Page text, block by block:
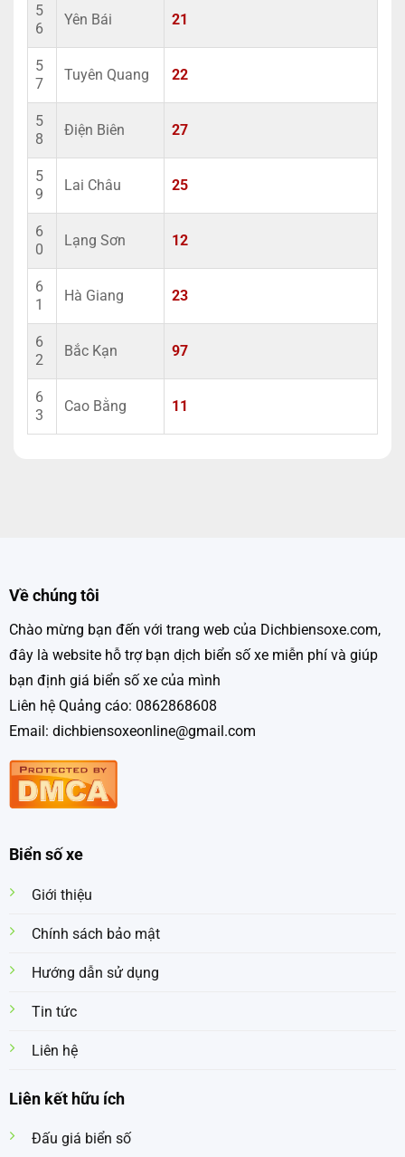
5
6
Yên Bái 21
5
7
Tuyên Quang 22
5
8
Điện Biên 27
5
9
Lai Châu 25
6
0
Lạng Sơn 12
6
1
Hà Giang 23
6
2
Bắc Kạn 97
6
3
Cao Bằng 11
Về chúng tôi
Chào mừng bạn đến với trang web của Dichbiensoxe.com,
đây là website hỗ trợ bạn dịch biển số xe miễn phí và giúp
bạn định giá biển số xe của mình
Liên hệ Quảng cáo: 0862868608
Email: dichbiensoxeonline@gmail.com
Biển số xe
Giới thiệu
Chính sách bảo mật
Hướng dẫn sử dụng
Tin tức
Liên hệ
Liên kết hữu ích
Đấu giá biển số